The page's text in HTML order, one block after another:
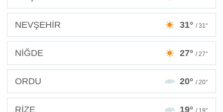
NEVŞEHİR 31° / 31°
NİĞDE 27° / 27°
ORDU 20° / 20°
RİZE 19° / 19°